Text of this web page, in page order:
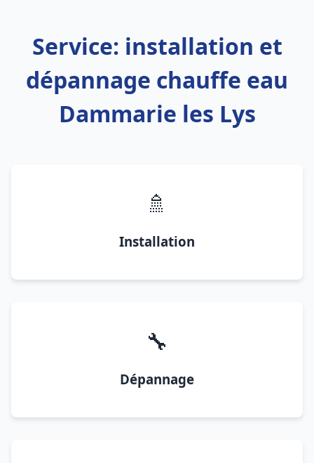
Service: installation et
dépannage chauffe eau
Dammarie les Lys
🚿
Installation
🔧
Dépannage